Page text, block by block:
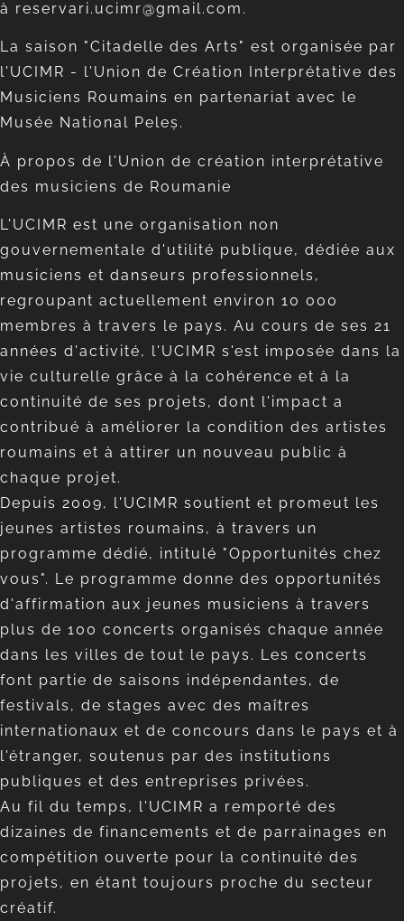
à reservari.ucimr@gmail.com.
La saison "Citadelle des Arts" est organisée par
l'UCIMR - l'Union de Création Interprétative des
Musiciens Roumains en partenariat avec le
Musée National Peleș.
À propos de l'Union de création interprétative
des musiciens de Roumanie
L'UCIMR est une organisation non
gouvernementale d'utilité publique, dédiée aux
musiciens et danseurs professionnels,
regroupant actuellement environ 10 000
membres à travers le pays. Au cours de ses 21
années d'activité, l'UCIMR s'est imposée dans la
vie culturelle grâce à la cohérence et à la
continuité de ses projets, dont l'impact a
contribué à améliorer la condition des artistes
roumains et à attirer un nouveau public à
chaque projet.
Depuis 2009, l'UCIMR soutient et promeut les
jeunes artistes roumains, à travers un
programme dédié, intitulé "Opportunités chez
vous". Le programme donne des opportunités
d'affirmation aux jeunes musiciens à travers
plus de 100 concerts organisés chaque année
dans les villes de tout le pays. Les concerts
font partie de saisons indépendantes, de
festivals, de stages avec des maîtres
internationaux et de concours dans le pays et à
l'étranger, soutenus par des institutions
publiques et des entreprises privées.
Au fil du temps, l'UCIMR a remporté des
dizaines de financements et de parrainages en
compétition ouverte pour la continuité des
projets, en étant toujours proche du secteur
créatif.